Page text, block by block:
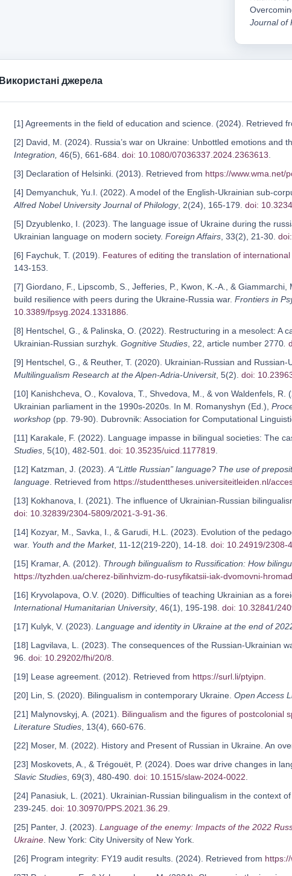
Journal of
Використані джерела
[1] Agreements in the field of education and science. (2024). Retrieved
[2] David, M. (2024). Russia’s war on Ukraine: Unbottled emotions and
Integration,46(5), 661-684.doi: 10.1080/07036337.2024.2363613
[3] Declaration of Helsinki. (2013). Retrieved from https://www.wma.net/
[4] Demyanchuk, Yu.I. (2022). A model of the English-Ukrainian sub-
Alfred Nobel University Journal of Philology, 2(24), 165-179.doi:
[5] Dzyublenko, I. (2023). The language issue of Ukraine during the
Ukrainian language on modern society.Foreign Affairs , 33(2), 21-30.
[6] Faychuk, T. (2019). Features of editing the translation of
143-153.
[7] Giordano, F., Lipscomb, S., Jefferies, P., Kwon, K.-A., &
build resilience with peers during the Ukraine-Russia war.Frontiers in
10.3389/fpsyg.2024.1331886
[8] Hentschel, G., & Palinska, O. (2022). Restructuring in a mesolect: A
Ukrainian-Russian surzhyk.Gognitive Studies , 22, article number 2770 .
[9] Hentschel, G., & Reuther, T. (2020). Ukrainian-Russian and
Multilingualism Research at the Alpen-Adria-Universit, 5(2). doi:
[10] Kanishcheva, O., Kovalova, T., Shvedova, M., & von Waldenfels,
Ukrainian parliament in the 1990s-2020s. In M. Romanyshyn (Ed.),
workshop (pp. 79-90). Dubrovnik: Association for Computational
[11] Karakale, F. (2022). Language impasse in bilingual societies: The
Studies , 5(10), 482-501.doi: 10.35235/uicd.1177819
[12] Katzman, J. (2023).A “Little Russian” language? The use of
language . Retrieved from https://studenttheses.universiteitleiden.nl/
[13] Kokhanova, I. (2021). The influence of Ukrainian-Russian
doi: 10.32839/2304-5809/2021-3-91-36
[14] Kozyar, M., Savka, I., & Garudi, H.L. (2023). Evolution of the
war. Youth and the Market, 11-12(219-220), 14-18 .doi: 10.24919/2308-
[15] Kramar, A. (2012). Through bilingualism to Russification: How
https://tyzhden.ua/cherez-bilinhvizm-do-rusyfikatsii-iak-dvomovni-
[16] Kryvolapova, O.V. (2020). Difficulties of teaching Ukrainian as a
International Humanitarian University, 46(1), 195-198.doi: 10.32841/
[17] Kulyk, V. (2023).Language and identity in Ukraine at the end of
[18] Lagvilava, L. (2023). The consequences of the Russian-Ukrainian
96.doi: 10.29202/fhi/20/8
[19] Lease agreement. (2012). Retrieved from https://surl.li/ptyipn.
[20] Lin, S. (2020). Bilingualism in contemporary Ukraine.Open Access
[21] Malynovskyj, A. (2021). Bilingualism and the figures of postcolonial
Literature Studies , 13(4), 660-676.
[22] Moser, M. (2022). History and Present of Russian in Ukraine. An
[23] Moskovets, A., & Trégouët, P. (2024). Does war drive changes in
Slavic Studies , 69(3), 480-490.doi: 10.1515/slaw-2024-0022
[24] Panasiuk, L. (2021). Ukrainian-Russian bilingualism in the context of
239-245. doi: 10.30970/PPS.2021.36.29
[25] Panter, J. (2023).Language of the enemy: Impacts of the 2022
Ukraine . New York: City University of New York.
[26] Program integrity: FY19 audit results. (2024). Retrieved from